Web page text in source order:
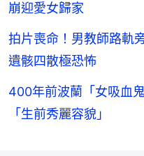
崩迎愛女歸家
拍片喪命！男教師路軌
遺骸四散極恐怖
400年前波蘭「女吸血
「生前秀麗容貌」